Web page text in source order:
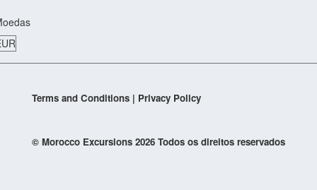
Terms and Conditions | Privacy Policy
© Morocco Excursions 2026 Todos os direitos reservados